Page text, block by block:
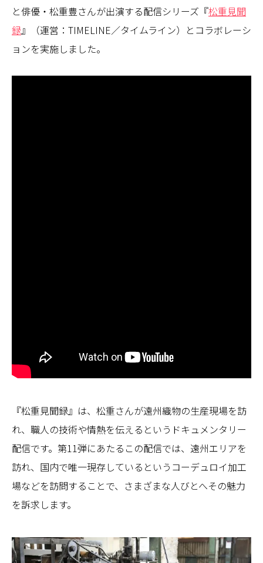
と俳優・松重豊さんが出演する配信シリーズ『松重見聞
録』（運営：TIMELINE／タイムライン）とコラボレーシ
ョンを実施しました。
『松重見聞録』は、松重さんが遠州織物の生産現場を訪
れ、職人の技術や情熱を伝えるというドキュメンタリー
配信です。第11弾にあたるこの配信では、遠州エリアを
訪れ、国内で唯一現存しているというコーデュロイ加工
場などを訪問することで、さまざまな人びとへその魅力
を訴求します。